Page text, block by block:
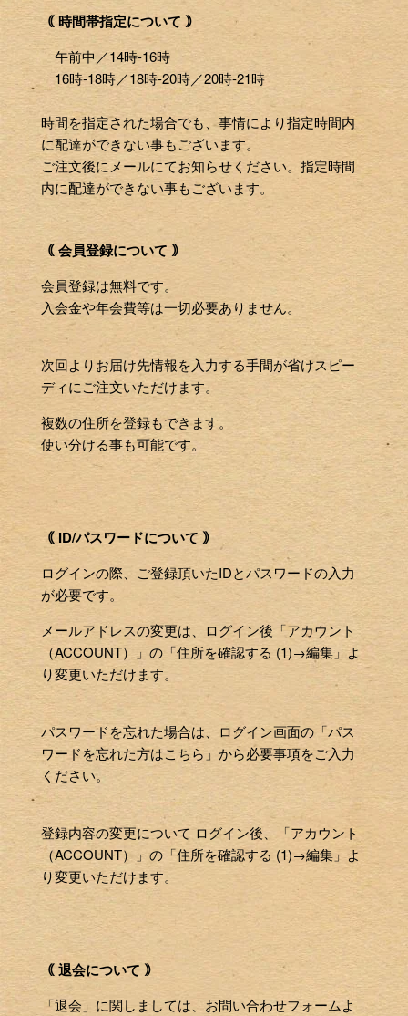
｟ 時間帯指定について ｠
午前中／14時-16時
16時-18時／18時-20時／20時-21時
時間を指定された場合でも、事情により指定時間内
に配達ができない事もございます。
ご注文後にメールにてお知らせください。指定時間
内に配達ができない事もございます。
｟ 会員登録について ｠
会員登録は無料です。
入会金や年会費等は一切必要ありません。
次回よりお届け先情報を入力する手間が省けスピー
ディにご注文いただけます。
複数の住所を登録もできます。
使い分ける事も可能です。
｟ ID/パスワードについて ｠
ログインの際、ご登録頂いたIDとパスワードの入力
が必要です。
メールアドレスの変更は、ログイン後「アカウント
（ACCOUNT）」の「住所を確認する (1)→編集」よ
り変更いただけます。
パスワードを忘れた場合は、ログイン画面の「パス
ワードを忘れた方はこちら」から必要事項をご入力
ください。
登録内容の変更について ログイン後、「アカウント
（ACCOUNT）」の「住所を確認する (1)→編集」よ
り変更いただけます。
｟ 退会について ｠
「退会」に関しましては、お問い合わせフォームよ